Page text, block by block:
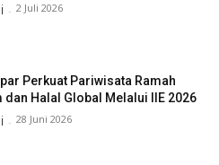
- 2 Juli 2026
Perkuat Pariwisata Ramah
dan Halal Global Melalui IIE 2026
- 28 Juni 2026